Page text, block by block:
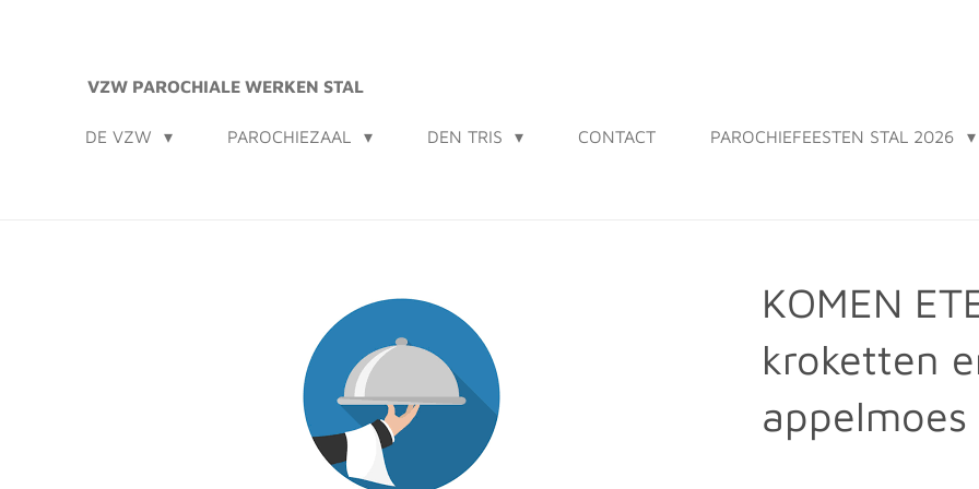
hoofdinhoud
VZW PAROCHIALE WERKEN STAL
DE VZW PAROCHIEZAAL DEN TRIS CONTACT PAROCHIEFEESTEN STAL 2026
KOMEN
kroketten
appelmoes